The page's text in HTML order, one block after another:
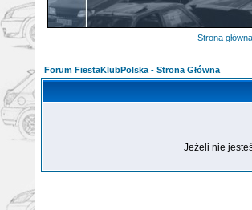
Strona główna
Forum FiestaKlubPolska - Strona Główna
Jeżeli nie